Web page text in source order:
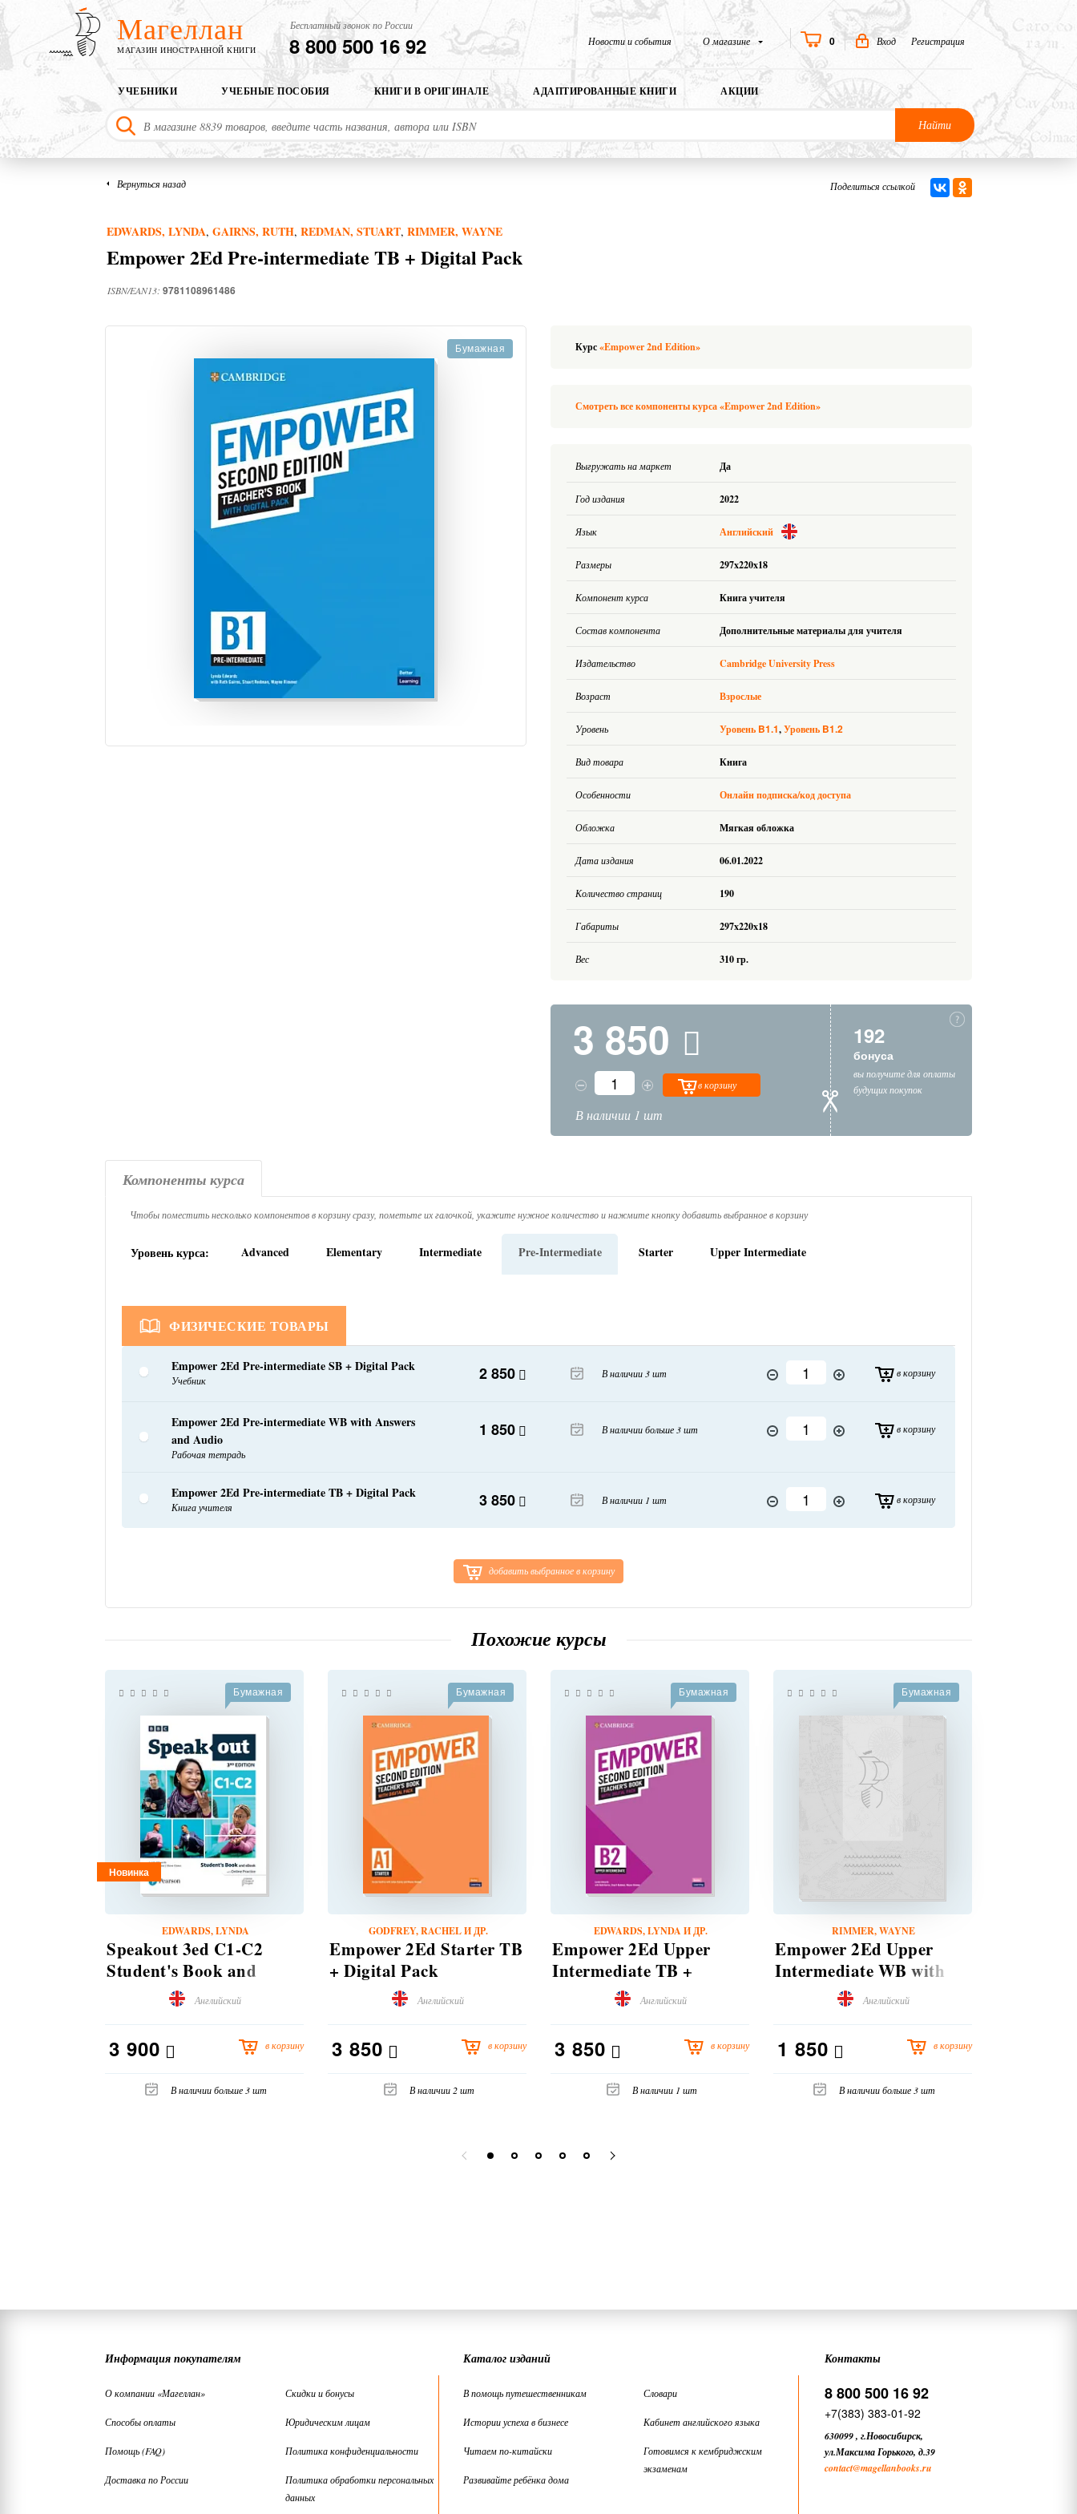
Магеллан
МАГАЗИН ИНОСТРАННОЙ КНИГИ
Бесплатный звонок по России
8 800 500 16 92 Новости и события О магазине 0 Вход Регистрация
УЧЕБНИКИ УЧЕБНЫЕ ПОСОБИЯ КНИГИ В ОРИГИНАЛЕ АДАПТИРОВАННЫЕ КНИГИ АКЦИИ
Найти
Вернуться назад Поделиться ссылкой
EDWARDS, LYNDA, GAIRNS, RUTH, REDMAN, STUART, RIMMER, WAYNE
Empower 2Ed Pre-intermediate TB + Digital Pack
ISBN/EAN13: 9781108961486
Бумажная Курс«Empower 2nd Edition»
Смотреть все компоненты курса «Empower 2nd Edition»
Выгружать на маркет Да
Год издания 2022
Язык Английский
Размеры 297x220x18
Компонент курса Книга учителя
Состав компонента Дополнительные материалы для учителя
Издательство Cambridge University Press
Возраст Взрослые
Уровень Уровень B1.1 Уровень B1.2
Вид товара Книга
Особенности Онлайн подписка/код доступа
Обложка Мягкая обложка
Дата издания 06.01.2022
Количество страниц 190
Габариты 297x220x18
Вес 310 гр.
3 850
в корзину
В наличии 1 шт
192
бонуса
вы получите для оплаты
будущих покупок
Компоненты курса
Чтобы поместить несколько компонентов в корзину сразу, пометьте их галочкой, укажите нужное количество и нажмите кнопку добавить выбранное в корзину
Уровень курса: Advanced Elementary Intermediate Pre-Intermediate Starter Upper Intermediate
ФИЗИЧЕСКИЕ ТОВАРЫ
Empower 2Ed Pre-intermediate SB + Digital Pack
Учебник 2 850 В наличии 3 шт в корзину
Empower 2Ed Pre-intermediate WB with Answers
and Audio
Рабочая тетрадь
1 850 В наличии больше 3 шт в корзину
Empower 2Ed Pre-intermediate TB + Digital Pack
Книга учителя 3 850 В наличии 1 шт в корзину
добавить выбранное в корзину
Похожие курсы
Бумажная
Новинка
EDWARDS, LYNDA
Speakout 3ed C1-C2
Student's Book and
eBook with Online
Английский
3 900 в корзину
В наличии больше 3 шт
Бумажная
GODFREY, RACHEL И ДР.
Empower 2Ed Starter TB
+ Digital Pack
Английский
3 850 в корзину
В наличии 2 шт
Бумажная
EDWARDS, LYNDA И ДР.
Empower 2Ed Upper
Intermediate TB +
Digital PackАнглийский
3 850 в корзину
В наличии 1 шт
Бумажная
RIMMER, WAYNE
Empower 2Ed Upper
Intermediate WB with
Answers and Audio
Английский
1 850 в корзину
В наличии больше 3 шт
Информация покупателям
О компании «Магеллан»
Способы оплаты
Помощь (FAQ)
Доставка по России
Скидки и бонусы
Юридическим лицам
Политика конфиденциальности
Политика обработки персональных
данных
Каталог изданий
В помощь путешественникам
Истории успеха в бизнесе
Читаем по-китайски
Развивайте ребёнка дома
Словари
Кабинет английского языка
Готовимся к кембриджским
экзаменам
Контакты
8 800 500 16 92
+7(383) 383-01-92
630099, г.Новосибирск,
ул.Максима Горького, д.39
contact@magellanbooks.ru